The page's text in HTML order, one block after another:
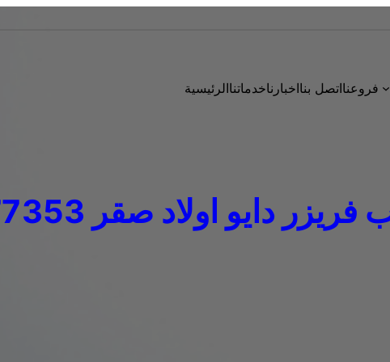
الرئيسيةخدماتنااخبارنااتصل بنافروعنا
دايو اولاد صقر 01283377353